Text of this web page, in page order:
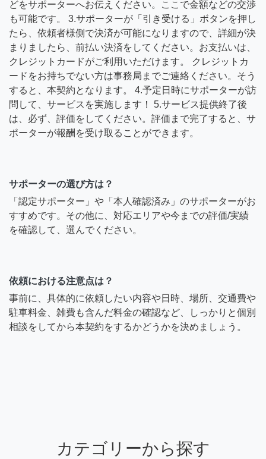
どをサポーターへお伝えください。ここで金額などの交渉
も可能です。 3.サポーターが「引き受ける」ボタンを押し
たら、依頼者様側で決済が可能になりますので、詳細が決
まりましたら、前払い決済をしてください。お支払いは、
クレジットカードがご利用いただけます。 クレジットカ
ードをお持ちでない方は事務局までご連絡ください。そう
すると、本契約となります。 4.予定日時にサポーターが訪
問して、サービスを実施します！ 5.サービス提供終了後
は、必ず、評価をしてください。評価まで完了すると、サ
ポーターが報酬を受け取ることができます。
サポーターの選び方は？
「認定サポーター」や「本人確認済み」のサポーターがお
すすめです。その他に、対応エリアや今までの評価/実績
を確認して、選んでください。
依頼における注意点は？
事前に、具体的に依頼したい内容や日時、場所、交通費や
駐車料金、雑費も含んだ料金の確認など、しっかりと個別
相談をしてから本契約をするかどうかを決めましょう。
カテゴリーから探す